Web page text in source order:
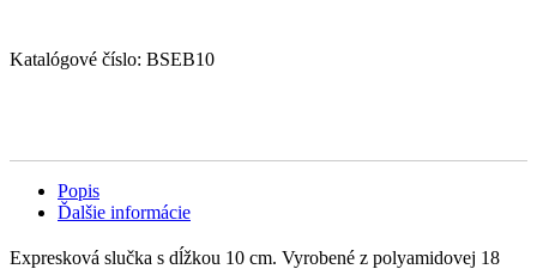
Katalógové číslo: BSEB10
Popis
Ďalšie informácie
Expresková slučka s dĺžkou 10 cm. Vyrobené z polyamidovej 18